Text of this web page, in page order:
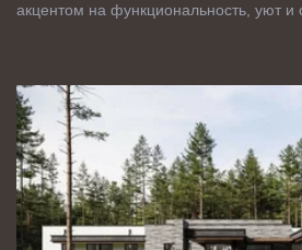
акцентом на функциональность, уют и